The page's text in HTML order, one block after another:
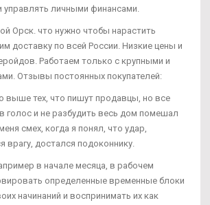
управлять личными финансами.
Орск. что нужно чтобы нарастить
доставку по всей России. Низкие цены и
Работаем только с крупными и
Отзывы постоянных покупателей:
выше тех, что пишут продавцы, но все
голос и не разбудить весь дом помешал
смех, когда я понял, что удар,
врагу, достался подоконнику.
в начале месяца, в рабочем
определенные временные блоки
начинаний и воспринимать их как